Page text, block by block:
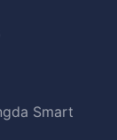
Smart